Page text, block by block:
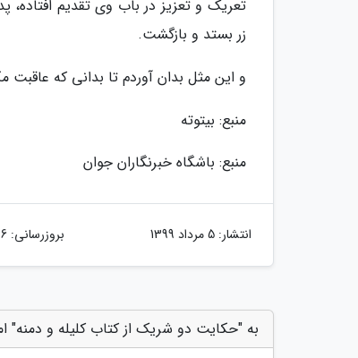
تعریک و تعزیز در باب وی تقدیم
زر بستد و بازگشت.
و این مثل بدان آوردم تا بدانی که
منبع: بیتوته
منبع: باشگاه خبرنگاران جوان
انتشار: 5 مرداد 1399 بروزرسانی: 6 مهر 1399
به "حکایت دو شریک از کتاب کلیله و دمنه"